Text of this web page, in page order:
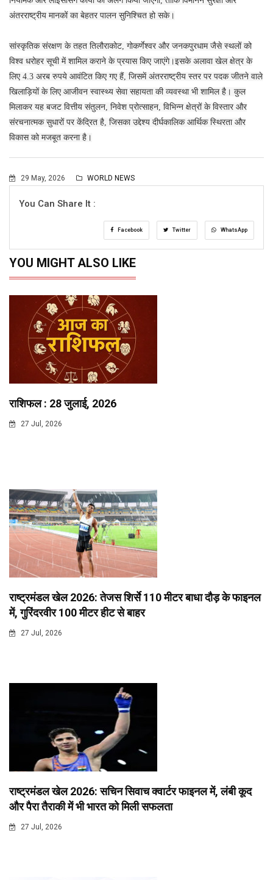
अंतरराष्ट्रीय मानकों का बेहतर पालन सुनिश्चित हो सके।
सांस्कृतिक संरक्षण के तहत तिलौराकोट, गोकर्णेश्वर और जनकपुरधाम जैसे स्थलों को
विश्व धरोहर सूची में शामिल कराने के प्रयास किए जाएंगे।इसके अलावा खेल क्षेत्र के
लिए 4.3 अरब रुपये आवंटित किए गए हैं, जिसमें अंतरराष्ट्रीय स्तर पर पदक जीतने वाले
खिलाड़ियों के लिए आजीवन स्वास्थ्य सेवा सहायता की व्यवस्था भी शामिल है। कुल
मिलाकर यह बजट वित्तीय संतुलन, निवेश प्रोत्साहन, विभिन्न क्षेत्रों के विस्तार और
संरचनात्मक सुधारों पर केंद्रित है, जिसका उद्देश्य दीर्घकालिक आर्थिक स्थिरता और
विकास को मजबूत करना है।
29 May, 2026 WORLD NEWS
You Can Share It :
Facebook Twitter WhatsApp
YOU MIGHT ALSO LIKE
राशिफल : 28 जुलाई, 2026
27 Jul, 2026
राष्ट्रमंडल खेल 2026: तेजस शिर्से 110 मीटर बाधा दौड़ के फाइनल
में, गुरिंदरवीर 100 मीटर हीट से बाहर
27 Jul, 2026
राष्ट्रमंडल खेल 2026: सचिन सिवाच क्वार्टर फाइनल में, लंबी कूद
और पैरा तैराकी में भी भारत को मिली सफलता
27 Jul, 2026